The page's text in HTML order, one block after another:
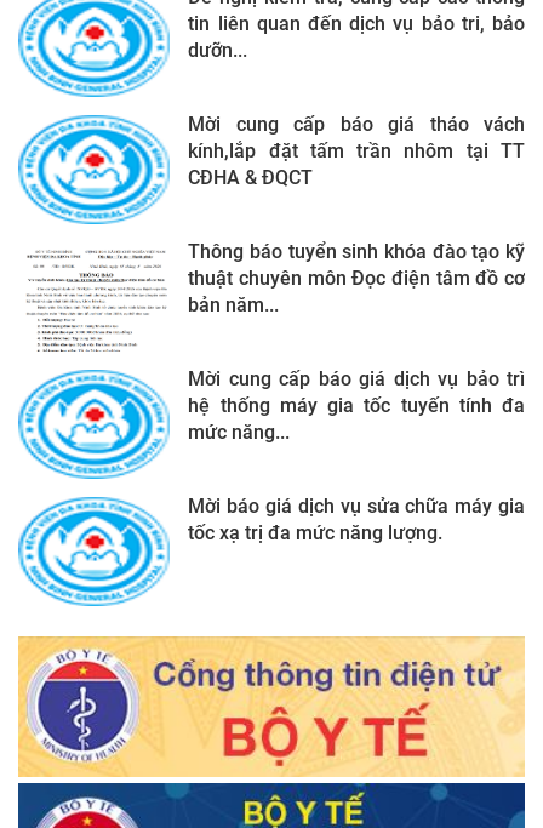
tin liên quan đến dịch vụ bảo tri, bảo
dưỡn...
Mời cung cấp báo giá tháo vách
kính,lắp đặt tấm trần nhôm tại TT
CĐHA & ĐQCT
Thông báo tuyển sinh khóa đào tạo kỹ
thuật chuyên môn Đọc điện tâm đồ cơ
bản năm...
Mời cung cấp báo giá dịch vụ bảo trì
hệ thống máy gia tốc tuyến tính đa
mức năng...
Mời báo giá dịch vụ sửa chữa máy gia
tốc xạ trị đa mức năng lượng.